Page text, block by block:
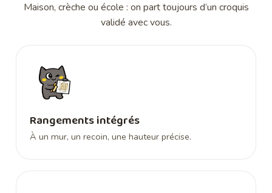
Maison, crèche ou école : on part toujours d’un croquis
validé avec vous.
Rangements intégrés
À un mur, un recoin, une hauteur précise.